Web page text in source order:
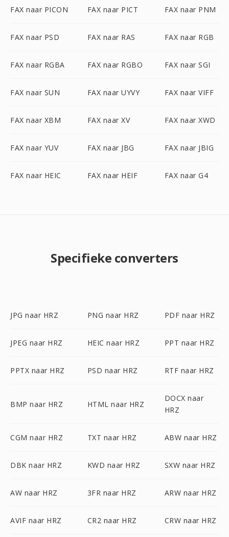
FAX naar PICON FAX naar PICT FAX naar PNM
FAX naar PSD FAX naar RAS FAX naar RGB
FAX naar RGBA FAX naar RGBO FAX naar SGI
FAX naar SUN FAX naar UYVY FAX naar VIFF
FAX naar XBM FAX naar XV FAX naar XWD
FAX naar YUV FAX naar JBG FAX naar JBIG
FAX naar HEIC FAX naar HEIF FAX naar G4
Specifieke converters
JPG naar HRZ PNG naar HRZ PDF naar HRZ
JPEG naar HRZ HEIC naar HRZ PPT naar HRZ
PPTX naar HRZ PSD naar HRZ RTF naar HRZ
BMP naar HRZ HTML naar HRZ
DOCX naar
HRZ
CGM naar HRZ TXT naar HRZ ABW naar HRZ
DBK naar HRZ KWD naar HRZ SXW naar HRZ
AW naar HRZ 3FR naar HRZ ARW naar HRZ
AVIF naar HRZ CR2 naar HRZ CRW naar HRZ